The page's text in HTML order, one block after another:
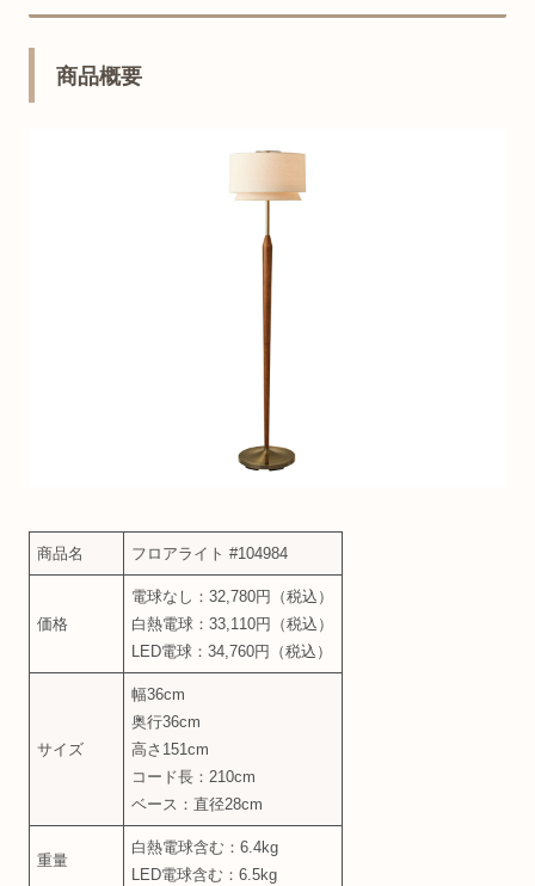
商品概要
商品名 フロアライト #104984
価格
電球なし：32,780円（税込）
白熱電球：33,110円（税込）
LED電球：34,760円（税込）
サイズ
幅36cm
奥行36cm
高さ151cm
コード長：210cm
ベース：直径28cm
重量
白熱電球含む：6.4kg
LED電球含む：6.5kg